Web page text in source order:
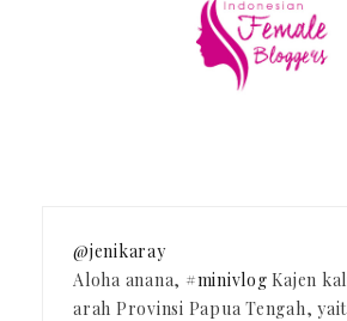
@jenikaray
Aloha anana, #minivlog Kajen
arah Provinsi Papua Tengah,